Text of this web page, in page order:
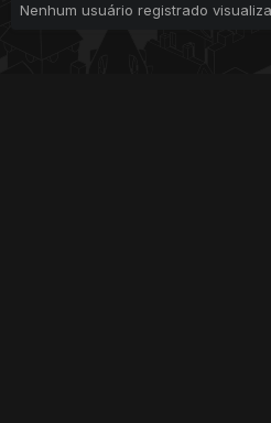
Nenhum usuário registrado